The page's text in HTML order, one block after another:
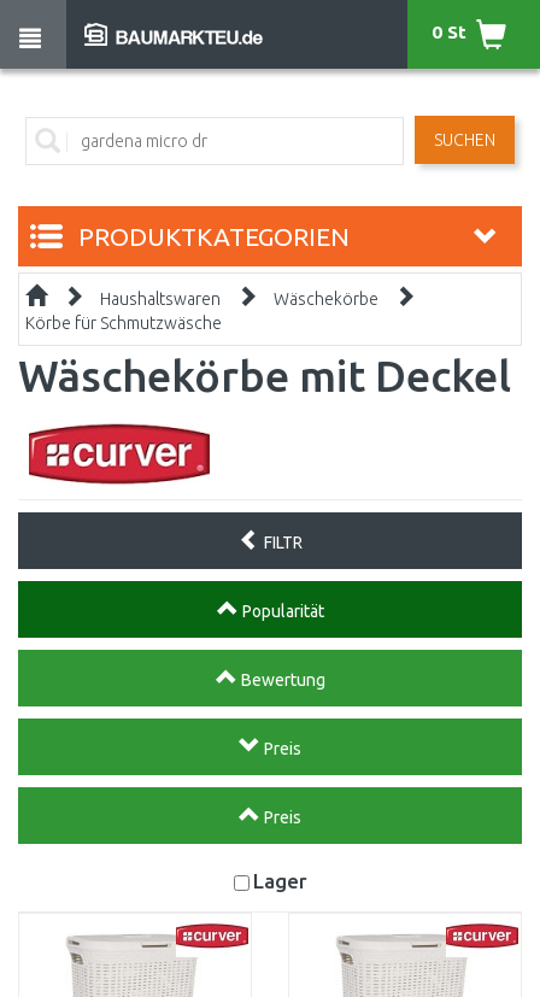
SUCHEN
0 St
PRODUKTKATEGORIEN
Haushaltswaren
Wäschekörbe
Körbe für Schmutzwäsche
Wäschekörbe mit Deckel
FILTR
Popularität
Bewertung
Preis
Preis
Lager